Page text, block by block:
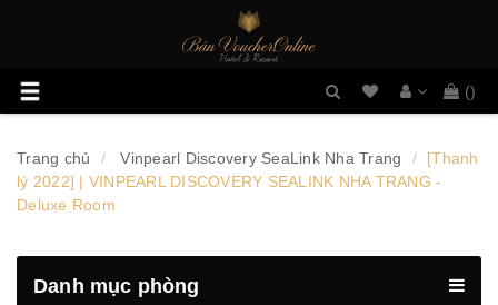
Toggle
navigation
Danh
muốn
()
Trang chủ Vinpearl Discovery SeaLink Nha Trang
[Thanh
lý 2022] | VINPEARL DISCOVERY SEALINK NHA TRANG -
Deluxe Room
Danh mục phòng